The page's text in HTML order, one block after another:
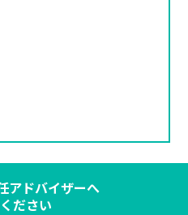
アドバイザーへ
ださい